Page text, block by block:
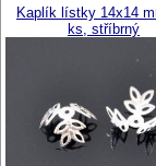
Kaplík lístky 14x14
ks, stříbrný